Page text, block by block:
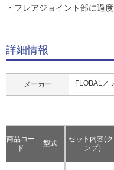
・フレアジョイント部に過
詳細情報
メーカー FLOBAL／
商品コー
ド
型式
セット内容(ク
ンプ）